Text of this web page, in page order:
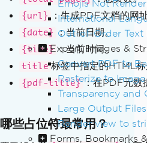
Emojis Not
International
Out-of-Order Text
Export, Images &
Convert PDF to
Rasterize to
Transparency and
Large Output
Render view to
Forms, Bookmarks
{url} ：生成PDF文档的网
{date} ：当前日期。
{time} ：当前时间。
title 标签中指定的HTML
{pdf-title} ：在PDF元数
哪些占位符最常用？